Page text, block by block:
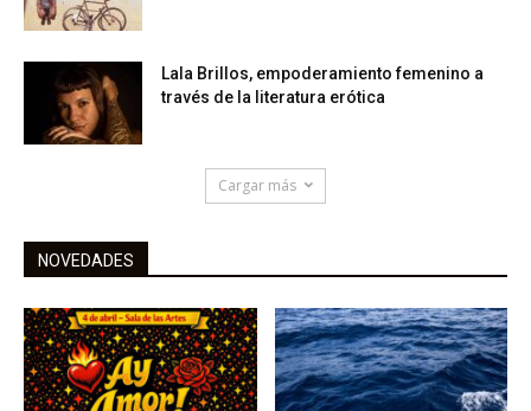
Lala Brillos, empoderamiento femenino a
través de la literatura erótica
Cargar más
NOVEDADES